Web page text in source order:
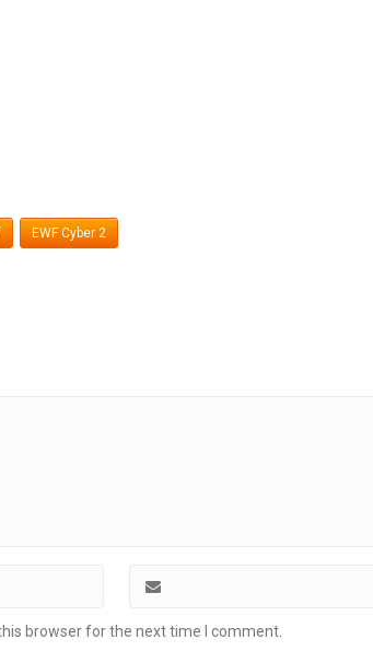
EWF Cyber 2
browser for the next time I comment.